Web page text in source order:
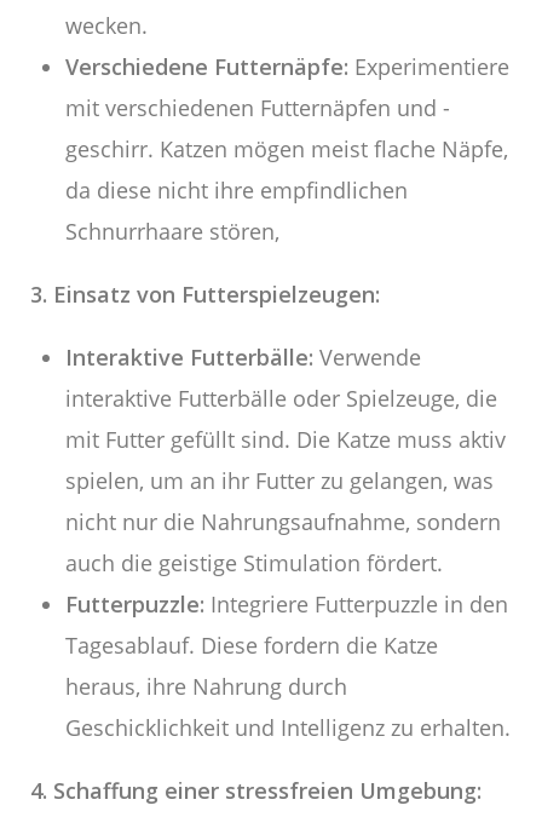
wecken.
Verschiedene Futternäpfe: Experimentiere
mit verschiedenen Futternäpfen und -
geschirr. Katzen mögen meist flache Näpfe,
da diese nicht ihre empfindlichen
Schnurrhaare stören,
3. Einsatz von Futterspielzeugen:
Interaktive Futterbälle: Verwende
interaktive Futterbälle oder Spielzeuge, die
mit Futter gefüllt sind. Die Katze muss aktiv
spielen, um an ihr Futter zu gelangen, was
nicht nur die Nahrungsaufnahme, sondern
auch die geistige Stimulation fördert.
Futterpuzzle: Integriere Futterpuzzle in den
Tagesablauf. Diese fordern die Katze
heraus, ihre Nahrung durch
Geschicklichkeit und Intelligenz zu erhalten.
4. Schaffung einer stressfreien Umgebung: